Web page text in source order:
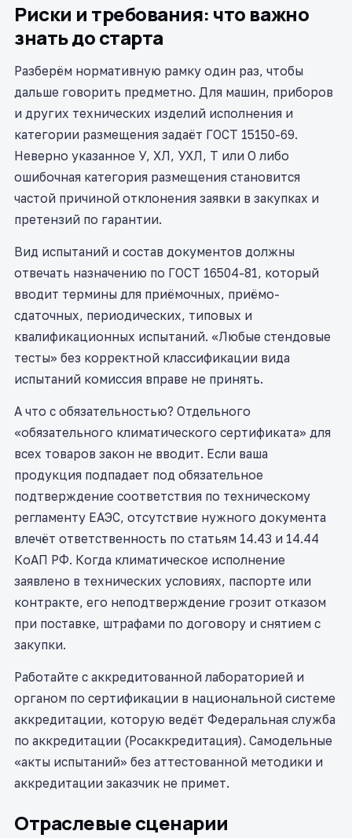
Риски и требования: что важно
знать до старта
Разберём нормативную рамку один раз, чтобы
дальше говорить предметно. Для машин, приборов
и других технических изделий исполнения и
категории размещения задаёт ГОСТ 15150-69.
Неверно указанное У, ХЛ, УХЛ, Т или О либо
ошибочная категория размещения становится
частой причиной отклонения заявки в закупках и
претензий по гарантии.
Вид испытаний и состав документов должны
отвечать назначению по ГОСТ 16504-81, который
вводит термины для приёмочных, приёмо-
сдаточных, периодических, типовых и
квалификационных испытаний. «Любые стендовые
тесты» без корректной классификации вида
испытаний комиссия вправе не принять.
А что с обязательностью? Отдельного
«обязательного климатического сертификата» для
всех товаров закон не вводит. Если ваша
продукция подпадает под обязательное
подтверждение соответствия по техническому
регламенту ЕАЭС, отсутствие нужного документа
влечёт ответственность по статьям 14.43 и 14.44
КоАП РФ. Когда климатическое исполнение
заявлено в технических условиях, паспорте или
контракте, его неподтверждение грозит отказом
при поставке, штрафами по договору и снятием с
закупки.
Работайте с аккредитованной лабораторией и
органом по сертификации в национальной системе
аккредитации, которую ведёт Федеральная служба
по аккредитации (Росаккредитация). Самодельные
«акты испытаний» без аттестованной методики и
аккредитации заказчик не примет.
Отраслевые сценарии